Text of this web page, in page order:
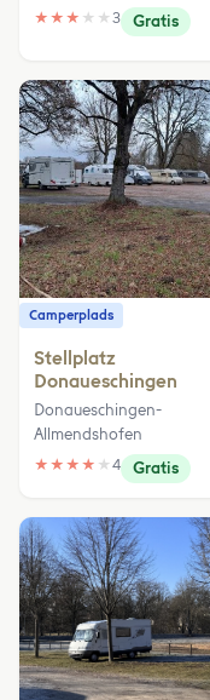
★ ★ ★ ★ ★ 3 Gratis
Camperplads
Stellplatz
Donaueschingen
Donaueschingen-
Allmendshofen
★ ★ ★ ★ ★ 4 Gratis